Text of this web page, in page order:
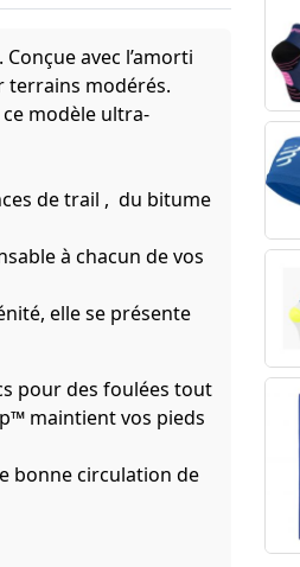
avec l’amorti
terrains modérés.
modèle ultra-
de trail , du bitume
à chacun de vos
elle se présente
pour des foulées tout
maintient vos pieds
bonne circulation de